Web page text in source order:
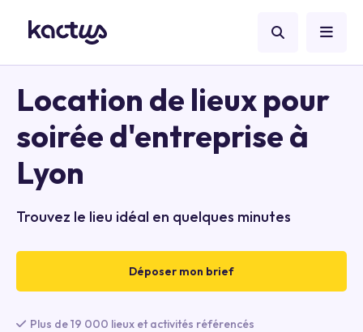
Location de lieux pour
soirée d'entreprise à
Lyon
Trouvez le lieu idéal en quelques minutes
Déposer mon brief
Plus de 19 000 lieux et activités référencés